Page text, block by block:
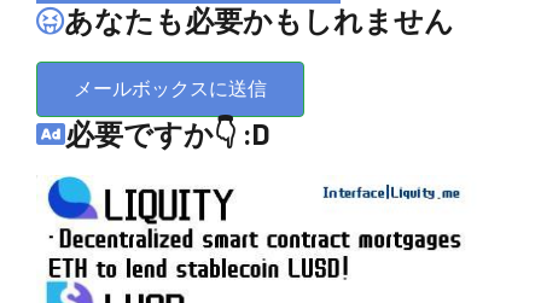
あなたも必要かもしれません
メールボックスに送信
必要ですか👇 :D